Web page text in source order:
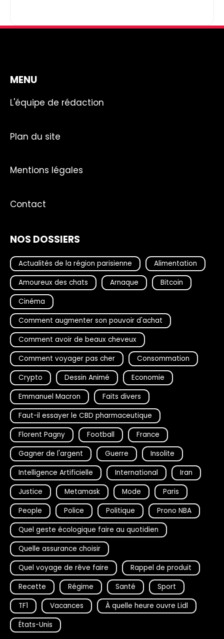
MENU
L'équipe de rédaction
Plan du site
Mentions légales
Contact
NOS DOSSIERS
Actualités de la région parisienne
Alimentation
Amoureux des chats
Arnaque
Bitcoin
Cinéma
Comment augmenter son pouvoir d'achat
Comment avoir de beaux cheveux
Comment voyager pas cher
Consommation
Crypto
Dessin Animé
Economie
Emmanuel Macron
Faits divers
Faut-il essayer le CBD pharmaceutique
Florent Pagny
Football
France
Gagner de l'argent
Guerre
Insolite
Intelligence Artificielle
International
Iran
Justice
Metamask Mode
Paris
People
Police Politique
Prono NBA
Quel geste écologique faire au quotidien
Quelle assurance choisir
Quel voyage de rêve faire
Rappel de produit
Recette
Régime Santé
Sport
TF1
Vacances
À quelle heure ouvre Lidl
États-Unis